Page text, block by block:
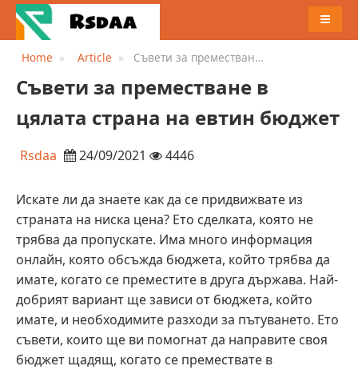
MENU
Home Article
Съвети за преместване
бюджет
Съвети за преместване в
цялата страна на евтин бюджет
Rsdaa 24/09/2021 4446
Искате ли да знаете как да се придвижвате из
страната на ниска цена? Ето сделката, която не
трябва да пропускате. Има много информация
онлайн, която обсъжда бюджета, който трябва да
имате, когато се преместите в друга държава. Най-
добрият вариант ще зависи от бюджета, който
имате, и необходимите разходи за пътуването. Ето
съвети, които ще ви помогнат да направите своя
бюджет щадящ, когато се премествате в